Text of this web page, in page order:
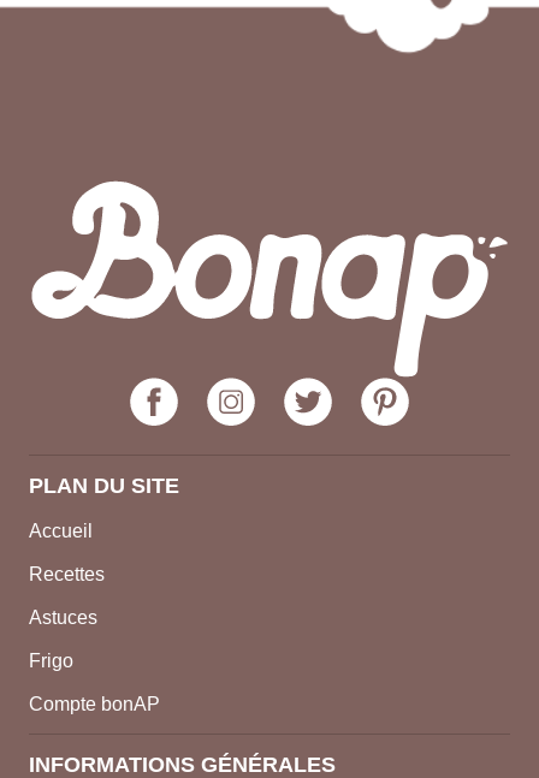
PLAN DU SITE
Accueil
Recettes
Astuces
Frigo
Compte bonAP
INFORMATIONS GÉNÉRALES